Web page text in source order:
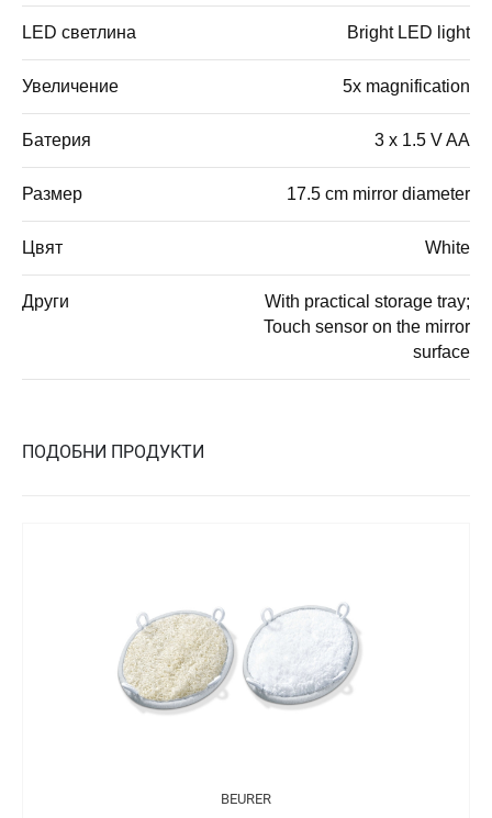
LED светлина Bright LED light
Увеличение 5x magnification
Батерия 3 x 1.5 V AA
Размер 17.5 cm mirror diameter
Цвят White
Други
With practical storage tray;
Touch sensor on the mirror
surface
ПОДОБНИ ПРОДУКТИ
BEURER